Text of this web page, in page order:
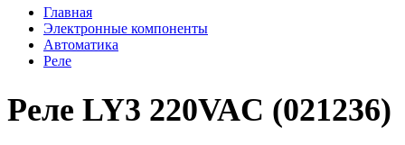
Главная
Электронные компоненты
Автоматика
Реле
Реле LY3 220VAC (021236)